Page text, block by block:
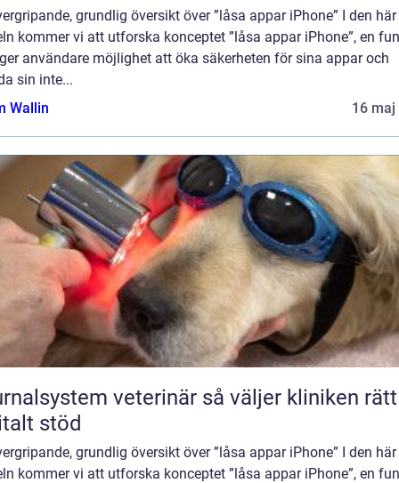
grundlig översikt över ”låsa appar iPhone” I den här
kommer vi att utforska konceptet ”låsa appar iPhone”, en
användare möjlighet att öka säkerheten för sina appar och
sin inte...
Wallin
16 maj
veterinär så väljer kliniken rätt
stöd
grundlig översikt över ”låsa appar iPhone” I den här
kommer vi att utforska konceptet ”låsa appar iPhone”, en